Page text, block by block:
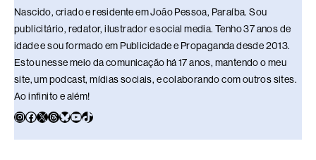
Nascido, criado e residente em João Pessoa, Paraíba. Sou
publicitário, redator, ilustrador e social media. Tenho 37 anos de
idade e sou formado em Publicidade e Propaganda desde 2013.
Estou nesse meio da comunicação há 17 anos, mantendo o meu
site, um podcast, mídias sociais, e colaborando com outros sites.
Ao infinito e além!